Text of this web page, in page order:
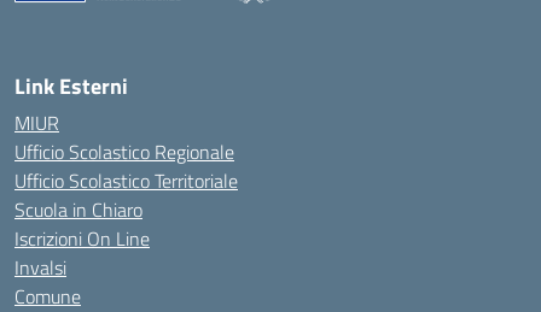
Link Esterni
MIUR
Ufficio Scolastico Regionale
Ufficio Scolastico Territoriale
Scuola in Chiaro
Iscrizioni On Line
Invalsi
Comune